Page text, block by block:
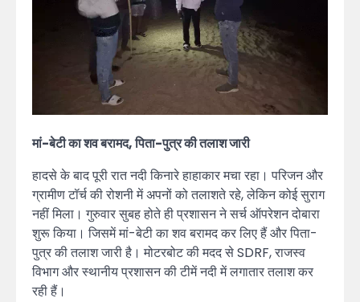
मां-बेटी का शव बरामद, पिता-पुत्र की तलाश जारी
हादसे के बाद पूरी रात नदी किनारे हाहाकार मचा रहा। परिजन और
ग्रामीण टॉर्च की रोशनी में अपनों को तलाशते रहे, लेकिन कोई सुराग
नहीं मिला। गुरुवार सुबह होते ही प्रशासन ने सर्च ऑपरेशन दोबारा
शुरू किया। जिसमें मां-बेटी का शव बरामद कर लिए हैं और पिता-
पुत्र की तलाश जारी है। मोटरबोट की मदद से SDRF, राजस्व
विभाग और स्थानीय प्रशासन की टीमें नदी में लगातार तलाश कर
रही हैं।